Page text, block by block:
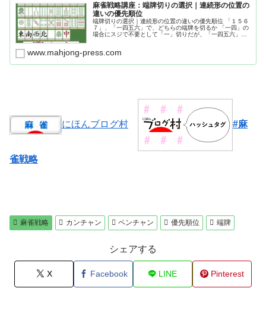
麻雀戦略講座：端牌切りの選択｜連続形の位置の
違いの優先順位
端牌切りの選択｜連続形の位置の違いの優先順位 「１５６
７」、「一四五六」で、どちらの端牌を切るか 「一四」の
場合にスジで不要として「一」切りだが、「一四五六」の
www.mahjong-press.com
にほんブログ村 #麻
雀戦略
麻雀戦略 カンチャン ペンチャン 優先順位 端牌
シェアする
X Facebook LINE Pinterest